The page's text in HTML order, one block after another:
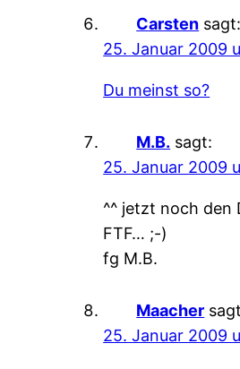
Carsten sagt:
25. Januar 2009
Du meinst so?
M.B. sagt:
25. Januar 2009
^^ jetzt noch den
FTF… ;-)
fg M.B.
Maacher
25. Januar 2009